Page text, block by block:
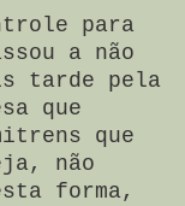
para
a não
tarde pela
que
que
não
forma,